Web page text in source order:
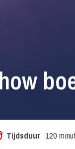
Tijdsduur 120